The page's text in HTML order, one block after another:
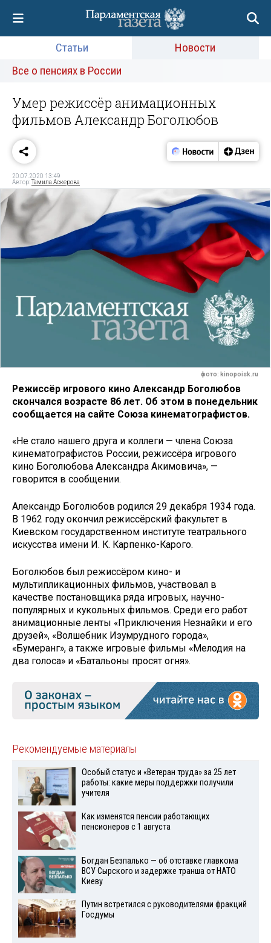
Статьи
Новости
Все о пенсиях в России
Умер режиссёр анимационных
фильмов Александр Боголюбов
20.07.2020 13:49
Автор:Тамила Аскерова
фото: kinopoisk.ru
Режиссёр игрового кино Александр Боголюбов
скончался возрасте 86 лет. Об этом в понедельник
сообщается на сайте Союза кинематографистов.
«Не стало нашего друга и коллеги — члена Союза
кинематографистов России, режиссёра игрового
кино Боголюбова Александра Акимовича», —
говорится в сообщении.
Александр Боголюбов родился 29 декабря 1934 года.
В 1962 году окончил режиссёрский факультет в
Киевском государственном институте театрального
искусства имени И. К. Карпенко-Карого.
Боголюбов был режиссёром кино- и
мультипликационных фильмов, участвовал в
качестве постановщика ряда игровых, научно-
популярных и кукольных фильмов. Среди его работ
анимационные ленты «Приключения Незнайки и его
друзей», «Волшебник Изумрудного города»,
«Бумеранг», а также игровые фильмы «Мелодия на
два голоса» и «Батальоны просят огня».
Рекомендуемые материалы
Особый статус и «Ветеран труда» за 25 лет
работы: какие меры поддержки получили
учителя
Как изменятся пенсии работающих
пенсионеров с 1 августа
Богдан Безпалько — об отставке главкома
ВСУ Сырского и задержке транша от НАТО
Киеву
Путин встретился с руководителями фракций
Госдумы